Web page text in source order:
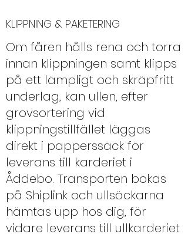
KLIPPNING & PAKETERING
Om fåren hålls rena och torra
innan klippningen samt klipps
på ett lämpligt och skräpfritt
underlag, kan ullen, efter
grovsortering vid
klippningstillfället läggas
direkt i papperssäck för
leverans till karderiet i
Åddebo. Transporten bokas
på Shiplink och ullsäckarna
hämtas upp hos dig, för
vidare leverans till ullkarderiet